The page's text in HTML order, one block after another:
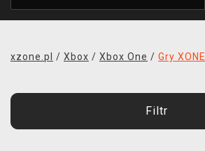
UBRANIA I AKCESORIA
BLOG
xzone.pl / Xbox / Xbox One / Gry XONE
Filtr